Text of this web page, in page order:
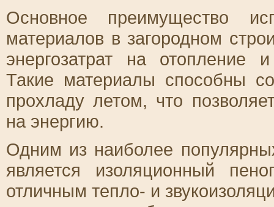
Основное преимущество
материалов в загородном
энергозатрат на отопление
Такие материалы способны
прохладу летом, что
на энергию.
Одним из наиболее
является изоляционный
отличным тепло- и